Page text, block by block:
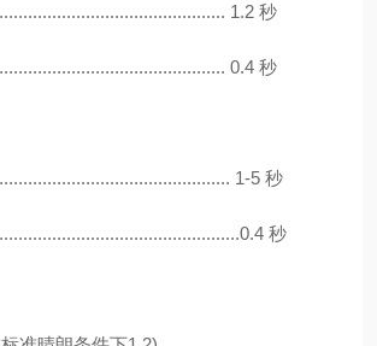
1.2 秒
0.4 秒
1-5 秒
秒